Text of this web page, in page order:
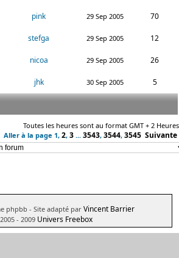
pink 29 Sep 2005 70
stefga 29 Sep 2005 12
nicoa 29 Sep 2005 26
jhk 30 Sep 2005 5
Toutes les heures sont au format GMT + 2 Heures
Aller à la page 1, 2, 3 ... 3543, 3544, 3545 Suivante
phpbb - Site adapté par Vincent Barrier
- 2009 Univers Freebox